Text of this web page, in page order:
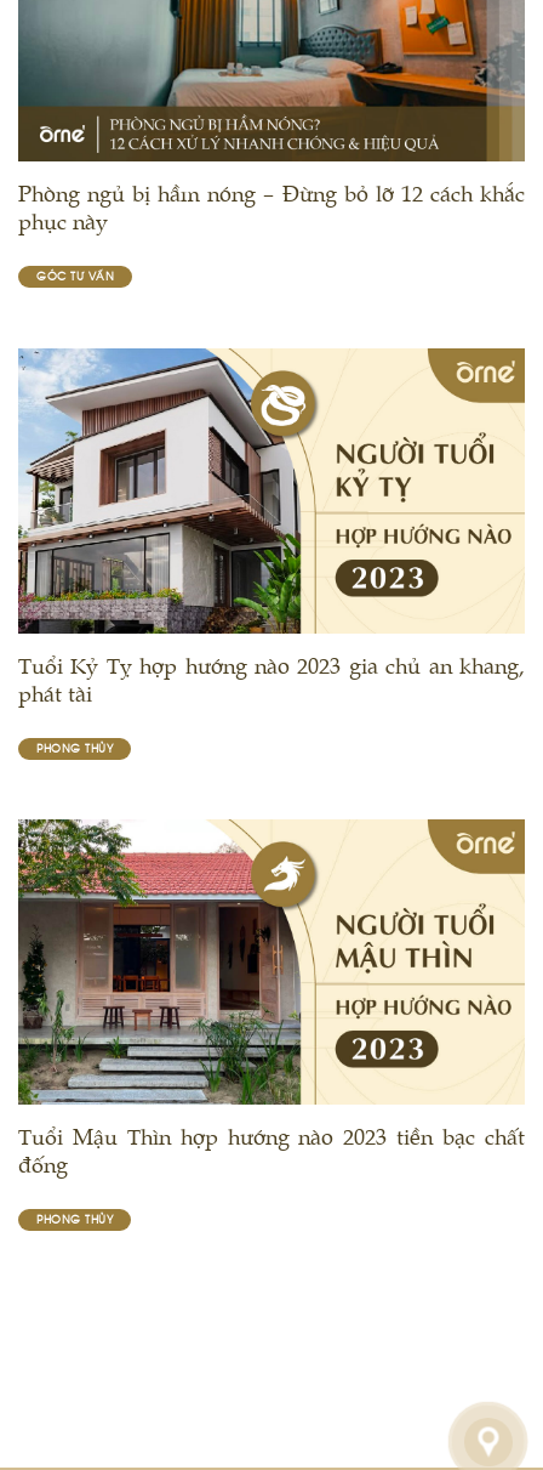
GÓC TƯ VẤN
Phòng ngủ bị hầm nóng – Đừng bỏ lỡ 12 cách khắc
phục này
PHONG THỦY
Tuổi Kỷ Tỵ hợp hướng nào 2023 gia chủ an khang,
phát tài
PHONG THỦY
Tuổi Mậu Thìn hợp hướng nào 2023 tiền bạc chất
đống